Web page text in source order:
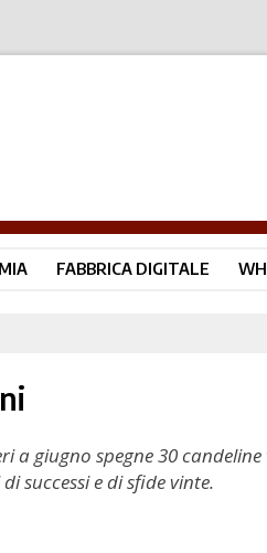
FABBRICA DIGITALE
a giugno spegne 30
successi e di sfide vinte.